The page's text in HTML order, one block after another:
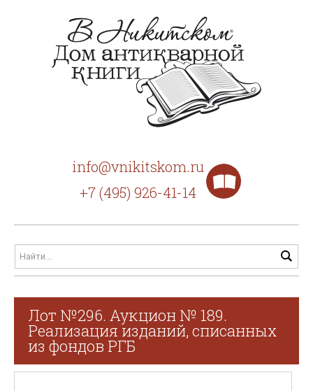
info@vnikitskom.ru
+7 (495) 926-41-14
Лот №296. Аукцион № 189.
Реализация изданий, списанных
из фондов РГБ